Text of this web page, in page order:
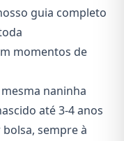
guia completo
momentos de
mesma naninha
até 3-4 anos
sempre à